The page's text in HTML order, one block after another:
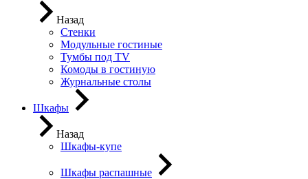
Назад
Стенки
Модульные гостиные
Тумбы под ТV
Комоды в гостиную
Журнальные столы
Шкафы
Назад
Шкафы-купе
Шкафы распашные